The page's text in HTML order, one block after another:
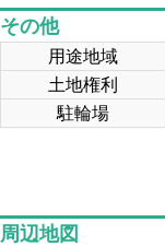
その他
用途地域
土地権利
駐輪場
周辺地図